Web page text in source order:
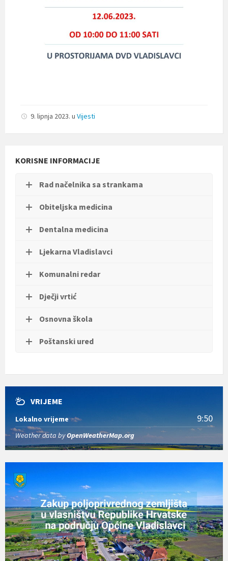
9. lipnja 2023. u Vijesti
KORISNE INFORMACIJE
Rad načelnika sa strankama
Obiteljska medicina
Dentalna medicina
Ljekarna Vladislavci
Komunalni redar
Dječji vrtić
Osnovna škola
Poštanski ured
VRIJEME
Lokalno vrijeme 9:50
Weather data byOpenWeatherMap.org